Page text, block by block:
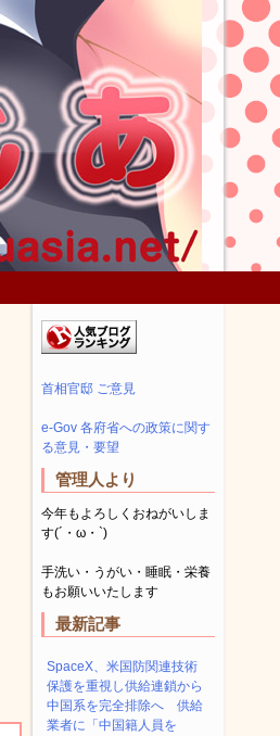
首相官邸 ご意見
e-Gov 各府省への政策に関す
る意見・要望
管理人より
今年もよろしくおねがいしま
す(´・ω・`)
手洗い・うがい・睡眠・栄養
もお願いいたします
最新記事
SpaceX、米国防関連技術
保護を重視し供給連鎖から
中国系を完全排除へ 供給
業者に「中国籍人員を